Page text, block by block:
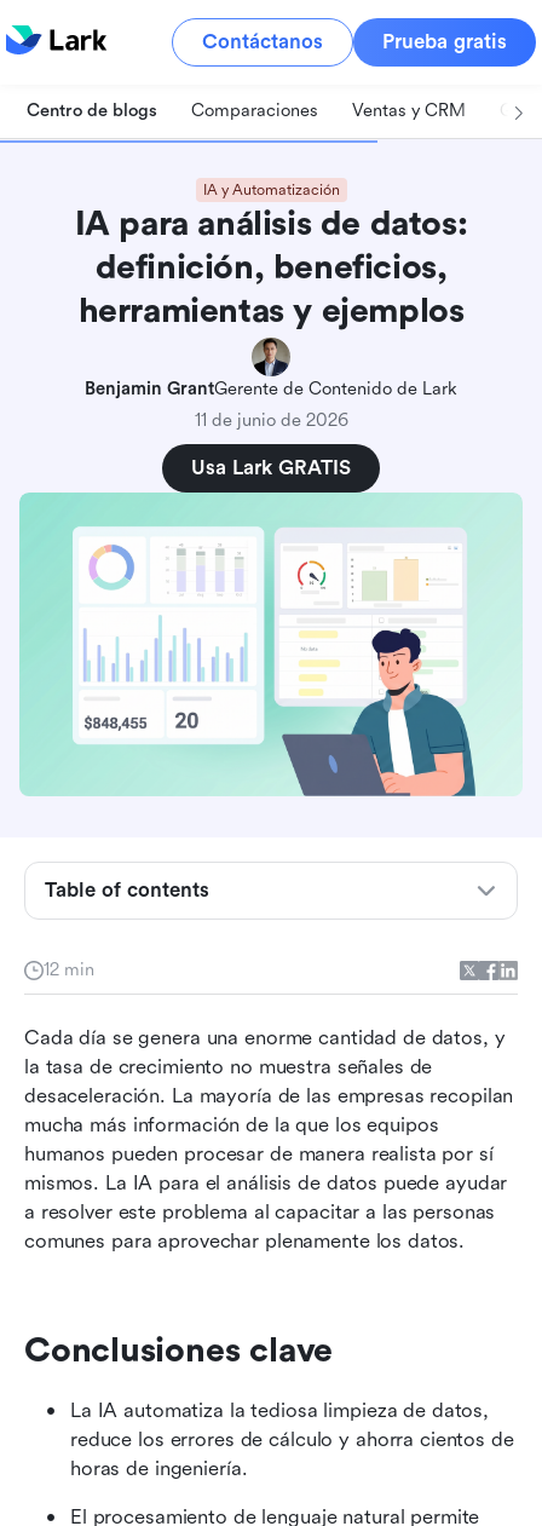
Contáctanos Prueba gratis
Centro de blogs Comparaciones Ventas y CRM
IA y Automatización
IA para análisis de datos:
definición, beneficios,
herramientas y ejemplos
Benjamin GrantGerente de Contenido de Lark
11 de junio de 2026
Usa Lark GRATIS
12 min
Cada día se genera una enorme cantidad de datos, y
la tasa de crecimiento no muestra señales de
desaceleración. La mayoría de las empresas recopilan
mucha más información de la que los equipos
humanos pueden procesar de manera realista por sí
mismos. La IA para el análisis de datos puede ayudar
a resolver este problema al capacitar a las personas
comunes para aprovechar plenamente los datos.
Conclusiones clave
La IA automatiza la tediosa limpieza de datos,
reduce los errores de cálculo y ahorra cientos de
horas de ingeniería.
El procesamiento de lenguaje natural permite
Table of contents
Conclusiones clave
¿De qué manera se puede utilizar la IA en las
de datos?
¿Cuáles son los diferentes tipos de análisis de
datos de IA?
Herramientas de IA para análisis de datos
¿Cuáles son los beneficios del análisis de datos
con IA?
Preguntas frecuentes